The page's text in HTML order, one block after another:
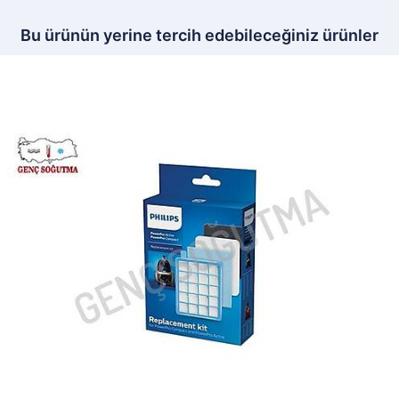
Bu ürünün yerine tercih edebileceğiniz ürünler